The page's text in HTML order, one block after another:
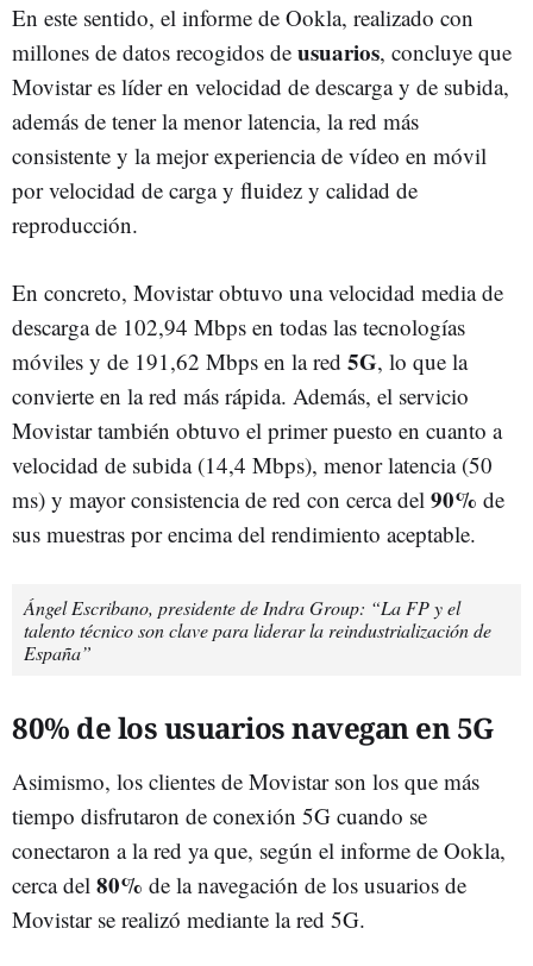
En este sentido, el informe de Ookla, realizado con
millones de datos recogidos de usuarios, concluye que
Movistar es líder en velocidad de descarga y de subida,
además de tener la menor latencia, la red más
consistente y la mejor experiencia de vídeo en móvil
por velocidad de carga y fluidez y calidad de
reproducción.
En concreto, Movistar obtuvo una velocidad media de
descarga de 102,94 Mbps en todas las tecnologías
móviles y de 191,62 Mbps en la red 5G, lo que la
convierte en la red más rápida. Además, el servicio
Movistar también obtuvo el primer puesto en cuanto a
velocidad de subida (14,4 Mbps), menor latencia (50
ms) y mayor consistencia de red con cerca del 90% de
sus muestras por encima del rendimiento aceptable.
Ángel Escribano, presidente de Indra Group: “La FP y el
talento técnico son clave para liderar la reindustrialización de
España”
80% de los usuarios navegan en 5G
Asimismo, los clientes de Movistar son los que más
tiempo disfrutaron de conexión 5G cuando se
conectaron a la red ya que, según el informe de Ookla,
cerca del 80% de la navegación de los usuarios de
Movistar se realizó mediante la red 5G.